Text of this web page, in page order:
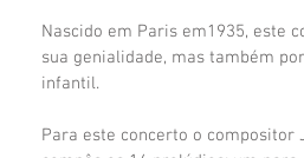
Nascido em Paris em1935, este
sua genialidade, mas também
infantil.
Para este concerto o compositor